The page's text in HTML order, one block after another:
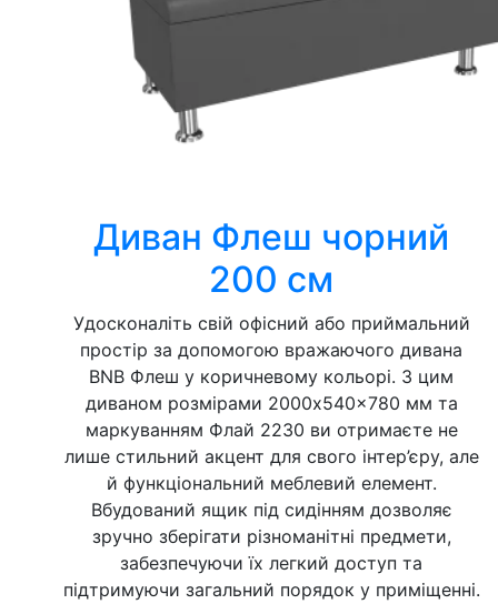
Диван Флеш чорний
200 см
Удосконаліть свій офісний або приймальний
простір за допомогою вражаючого дивана
BNB Флеш у коричневому кольорі. З цим
диваном розмірами 2000x540x780 мм та
маркуванням Флай 2230 ви отримаєте не
лише стильний акцент для свого інтер’єру, але
й функціональний меблевий елемент.
Вбудований ящик під сидінням дозволяє
зручно зберігати різноманітні предмети,
забезпечуючи їх легкий доступ та
підтримуючи загальний порядок у приміщенні.